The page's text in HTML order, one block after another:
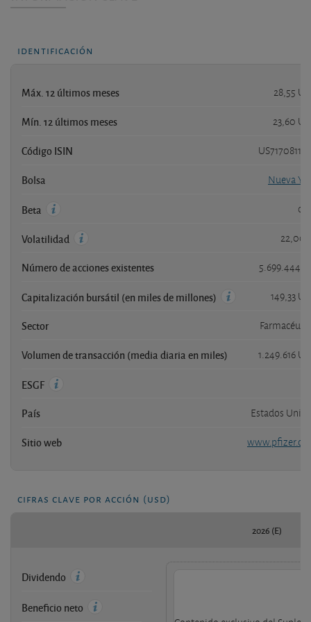
identificación
Máx. 12 últimos meses 28,55
Mín. 12 últimos meses 23,60
Código ISIN
Bolsa Nueva
Beta
Volatilidad 22,00
Número de acciones existentes
Capitalización bursátil (en miles de millones) 149,33
Sector
Volumen de transacción (media diaria en miles) 1.249.616
ESGF
País Estados
Sitio web
cifras clave por acción (usd)
2026 (E)
Dividendo
Beneficio neto